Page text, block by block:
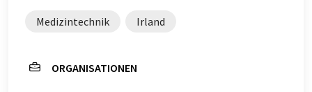
Medizintechnik Irland
ORGANISATIONEN